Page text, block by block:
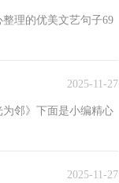
理的优美文艺句子69
2025-11-27
邻》下面是小编精心
2025-11-27